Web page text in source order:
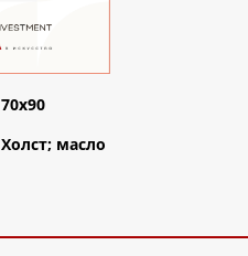
70х90
Холст; масло